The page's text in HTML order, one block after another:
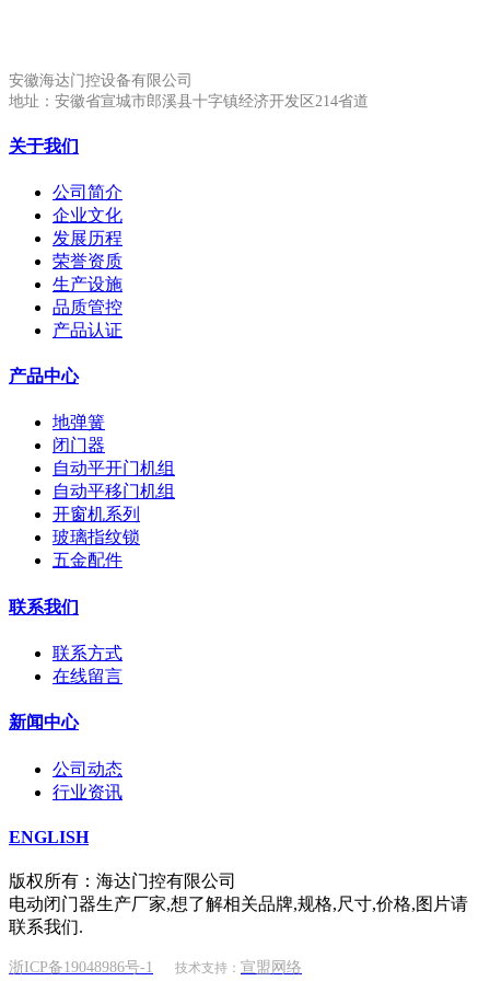
安徽海达门控设备有限公司
地址：安徽省宣城市郎溪县十字镇经济开发区214省道
关于我们
公司简介
企业文化
发展历程
荣誉资质
生产设施
品质管控
产品认证
产品中心
地弹簧
闭门器
自动平开门机组
自动平移门机组
开窗机系列
玻璃指纹锁
五金配件
联系我们
联系方式
在线留言
新闻中心
公司动态
行业资讯
ENGLISH
版权所有：海达门控有限公司
电动闭门器生产厂家,想了解相关品牌,规格,尺寸,价格,图片请
联系我们.
浙ICP备19048986号-1 技术支持： 宣盟网络